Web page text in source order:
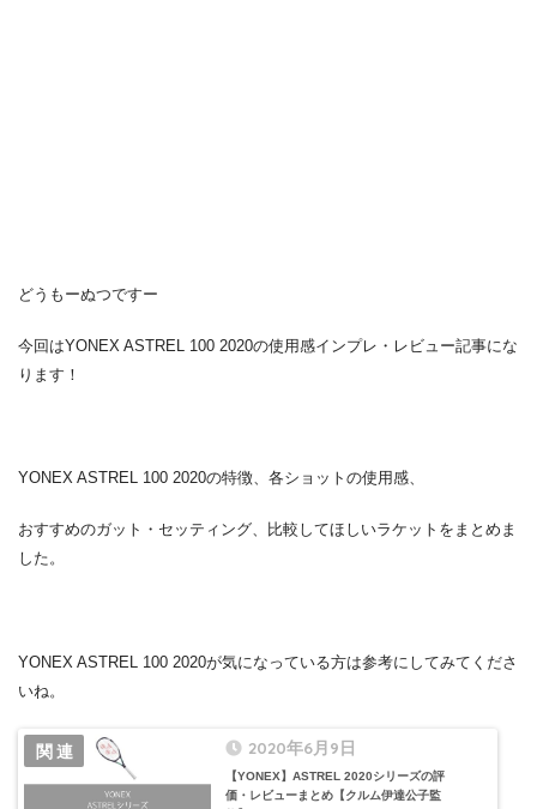
どうもーぬつですー
今回はYONEX ASTREL 100 2020の使用感インプレ・レビュー記事にな
ります！
YONEX ASTREL 100 2020の特徴、各ショットの使用感、
おすすめのガット・セッティング、比較してほしいラケットをまとめま
した。
YONEX ASTREL 100 2020が気になっている方は参考にしてみてくださ
いね。
2020年6月9日
【YONEX】ASTREL 2020シリーズの評
価・レビューまとめ【クルム伊達公子監